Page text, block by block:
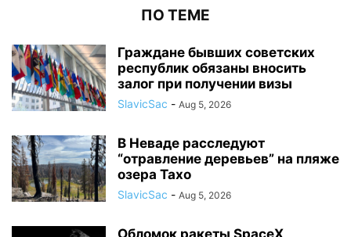
ПО ТЕМЕ
Граждане бывших советских
республик обязаны вносить
залог при получении визы
SlavicSac - Aug 5, 2026
В Неваде расследуют
“отравление деревьев” на пляже
озера Тахо
SlavicSac - Aug 5, 2026